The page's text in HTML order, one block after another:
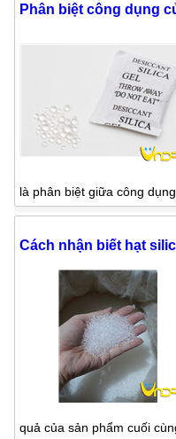
Phân biệt công dụng
là phân biệt giữa công
Cách nhận biết hạt
quả của sản phẩm cuối